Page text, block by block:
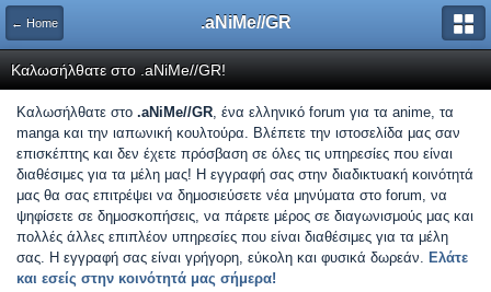
← Home .aNiMe//GR
Καλωσήλθατε στο .aNiMe//GR!
Καλωσήλθατε στο .aNiMe//GR, ένα ελληνικό forum για τα anime, τα
manga και την ιαπωνική κουλτούρα. Βλέπετε την ιστοσελίδα μας σαν
επισκέπτης και δεν έχετε πρόσβαση σε όλες τις υπηρεσίες που είναι
διαθέσιμες για τα μέλη μας! Η εγγραφή σας στην διαδικτυακή κοινότητά
μας θα σας επιτρέψει να δημοσιεύσετε νέα μηνύματα στο forum, να
ψηφίσετε σε δημοσκοπήσεις, να πάρετε μέρος σε διαγωνισμούς μας και
πολλές άλλες επιπλέον υπηρεσίες που είναι διαθέσιμες για τα μέλη
σας. Η εγγραφή σας είναι γρήγορη, εύκολη και φυσικά δωρεάν. Ελάτε
και εσείς στην κοινότητά μας σήμερα!